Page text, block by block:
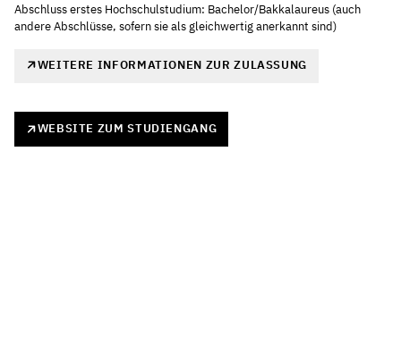
Abschluss erstes Hochschulstudium: Bachelor/Bakkalaureus (auch
andere Abschlüsse, sofern sie als gleichwertig anerkannt sind)
WEITERE INFORMATIONEN ZUR ZULASSUNG
WEBSITE ZUM STUDIENGANG